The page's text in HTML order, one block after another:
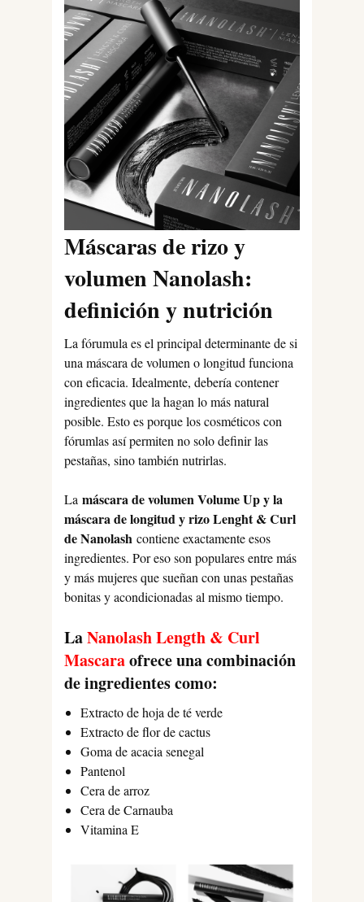
Máscaras de rizo y
volumen Nanolash:
definición y nutrición
La fórumula es el principal determinante de si
una máscara de volumen o longitud funciona
con eficacia. Idealmente, debería contener
ingredientes que la hagan lo más natural
posible. Esto es porque los cosméticos con
fórumlas así permiten no solo definir las
pestañas, sino también nutrirlas.
La máscara de volumen Volume Up y la
máscara de longitud y rizo Lenght & Curl
de Nanolash contiene exactamente esos
ingredientes. Por eso son populares entre más
y más mujeres que sueñan con unas pestañas
bonitas y acondicionadas al mismo tiempo.
LaNanolash Length & Curl
Mascaraofrece una combinación
de ingredientes como:
Extracto de hoja de té verde
Extracto de flor de cactus
Goma de acacia senegal
Pantenol
Cera de arroz
Cera de Carnauba
Vitamina E